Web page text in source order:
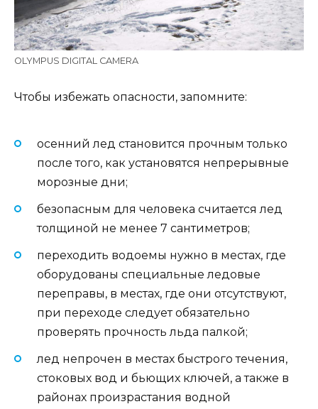
OLYMPUS DIGITAL CAMERA
Чтобы избежать опасности, запомните:
осенний лед становится прочным только
после того, как установятся непрерывные
морозные дни;
безопасным для человека считается лед
толщиной не менее 7 сантиметров;
переходить водоемы нужно в местах, где
оборудованы специальные ледовые
переправы, в местах, где они отсутствуют,
при переходе следует обязательно
проверять прочность льда палкой;
лед непрочен в местах быстрого течения,
стоковых вод и бьющих ключей, а также в
районах произрастания водной